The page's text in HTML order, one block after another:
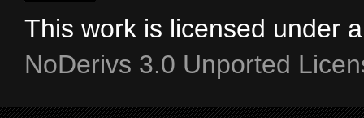
This work is licensed under
NoDerivs 3.0 Unported